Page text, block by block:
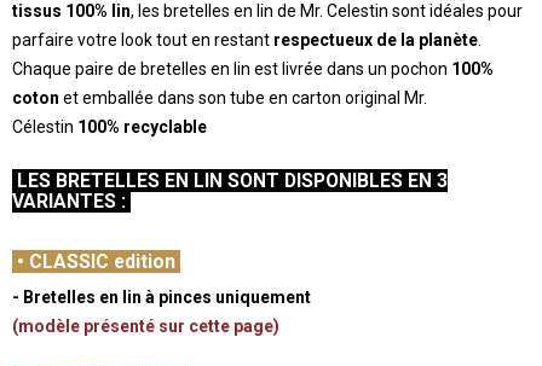
tissus 100% lin, les bretelles en lin de Mr. Celestin sont idéales pour
parfaire votre look tout en restant respectueux de la planète
Chaque paire de bretelles en lin est livrée dans un pochon 100%
coton et emballée dans son tube en carton original Mr.
Célestin 100% recyclable
LES BRETELLES EN LIN SONT DISPONIBLES EN 3
VARIANTES :
• CLASSIC edition
- Bretelles en lin à pinces uniquement
(modèle présenté sur cette page)